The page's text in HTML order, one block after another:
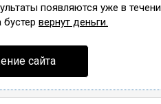
появляются уже в
вернут деньги.
сайта